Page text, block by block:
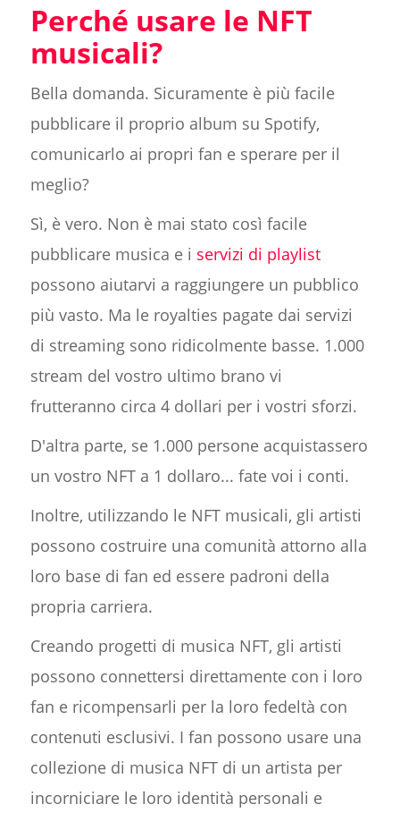
Perché usare le NFT
musicali?
Bella domanda. Sicuramente è più facile
pubblicare il proprio album su Spotify,
comunicarlo ai propri fan e sperare per il
meglio?
Sì, è vero. Non è mai stato così facile
pubblicare musica e i servizi di playlist
possono aiutarvi a raggiungere un pubblico
più vasto. Ma le royalties pagate dai servizi
di streaming sono ridicolmente basse. 1.000
stream del vostro ultimo brano vi
frutteranno circa 4 dollari per i vostri sforzi.
D'altra parte, se 1.000 persone acquistassero
un vostro NFT a 1 dollaro... fate voi i conti.
Inoltre, utilizzando le NFT musicali, gli artisti
possono costruire una comunità attorno alla
loro base di fan ed essere padroni della
propria carriera.
Creando progetti di musica NFT, gli artisti
possono connettersi direttamente con i loro
fan e ricompensarli per la loro fedeltà con
contenuti esclusivi. I fan possono usare una
collezione di musica NFT di un artista per
incorniciare le loro identità personali e